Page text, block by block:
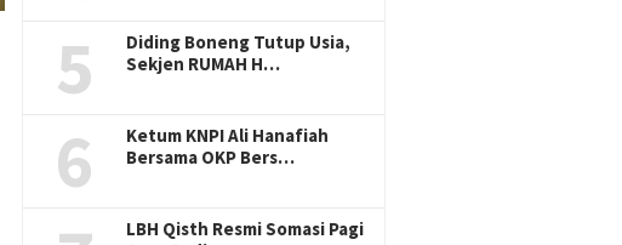
5
Diding Boneng Tutup Usia,
Sekjen RUMAH H…
6
Ketum KNPI Ali Hanafiah
Bersama OKP Bers…
LBH Qisth Resmi Somasi Pagi